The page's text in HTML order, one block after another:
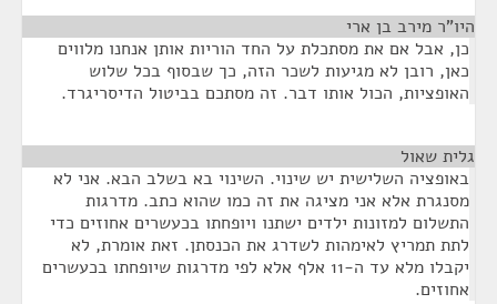
היו"ר מירב בן ארי
כן, אבל אם את מסתכלת על החד הוריות אותן אנחנו מלווים
כאן, רובן לא מגיעות לשכר הזה, כך שבסוף בכל שלוש
האופציות, הכול אותו דבר. זה מסתכם בביטול הדיסריגרד.
גלית שאול
באופציה השלישית יש שינוי. השינוי בא בשלב הבא. אני לא
מסנגרת אלא אני מציגה את זה כמו שהוא כתב. מדרגות
התשלום למזונות ילדים ישתנו ויופחתו בכעשרים אחוזים כדי
לתת תמריץ לאימהות לשדרג את הכנסתן. זאת אומרת, לא
יקבלו מלא עד ה-11 אלף אלא לפי מדרגות שיופחתו בכעשרים
אחוזים.